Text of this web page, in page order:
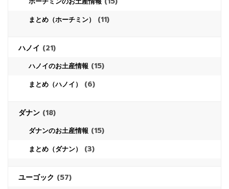
まとめ（ホーチミン） (11)
ハノイ (21)
ハノイのお土産情報 (15)
まとめ（ハノイ） (6)
ダナン (18)
ダナンのお土産情報 (15)
まとめ（ダナン） (3)
ユーゴック (57)